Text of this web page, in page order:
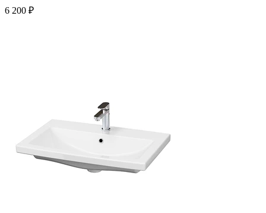
6 200 ₽